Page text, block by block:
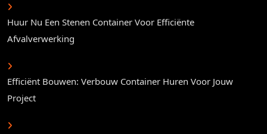
Huur Nu Een Stenen Container Voor Efficiënte
Afvalverwerking
Efficiënt Bouwen: Verbouw Container Huren Voor Jouw
Project